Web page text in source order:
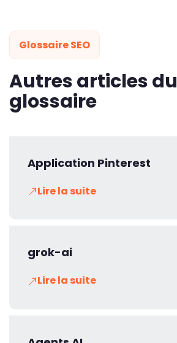
Glossaire SEO
Autres articles du
glossaire
Application Pinterest
Lire la suite
grok-ai
Lire la suite